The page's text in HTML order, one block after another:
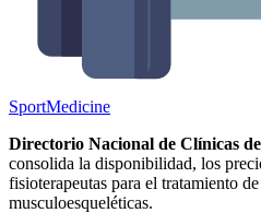
SportMedicine
Directorio Nacional de Clínicas
consolida la disponibilidad, los
fisioterapeutas para el tratamiento
musculoesqueléticas.